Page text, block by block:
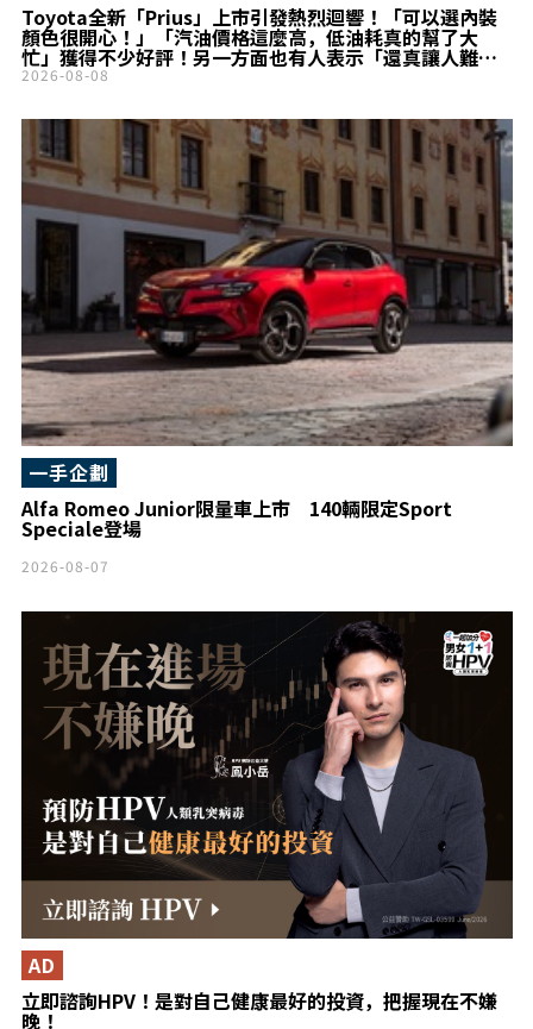
Toyota全新「Prius」上市引發熱烈迴響！「可以選內裝
顏色很開心！」「汽油價格這麼高，低油耗真的幫了大
忙」獲得不少好評！另一方面也有人表示「還真讓人難以
在Civic之間做選擇……」!? 兼具高質感設計魅力的
2026-08-08
Alfa Romeo Junior限量車上市 140輛限定Sport
Speciale登場
一手企劃
2026-08-07
立即諮詢HPV！是對自己健康最好的投資，把握現在不嫌
晚！
AD